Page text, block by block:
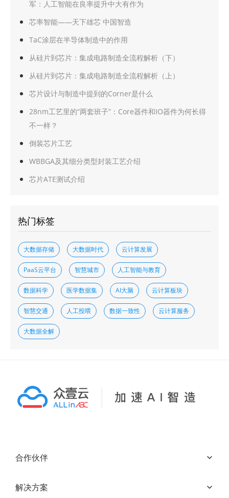
军：人工智能在良率提升中大有作为
芯率智能——天下雄芯 中国智造
TaC涂层在半导体制造中的作用
从硅片到芯片：集成电路制造全流程解析（下）
从硅片到芯片：集成电路制造全流程解析（上）
芯片设计与制造中提到的Corner是什么
28nm工艺里的“两套班子”：Core器件和IO器件为何长得
不一样？
倒装芯片工艺
WBBGA及其细分类型封装工艺介绍
芯片ATE测试介绍
热门标签
大数据存储 大数据时代 云计算发展
PaaS云平台 智慧城市 人工智能与教育
数据科学 医学数据集 AI大脑 云计算板块
智慧交通 人工投喂 数据一致性 云计算服务
大数据全解
合作伙伴
解决方案